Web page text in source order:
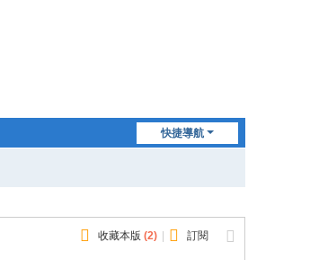
快捷導航
收藏本版 (2) 訂閱